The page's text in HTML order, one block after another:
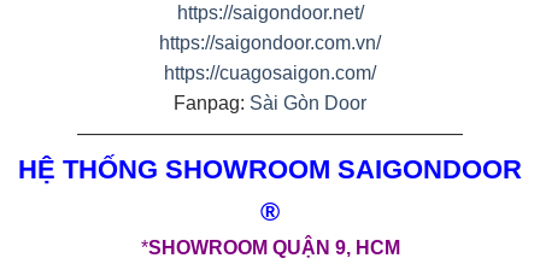
https://saigondoor.net/
https://saigondoor.com.vn/
https://cuagosaigon.com/
Fanpag: Sài Gòn Door
————————————————————
HỆ THỐNG SHOWROOM SAIGONDOOR
®
*SHOWROOM QUẬN 9, HCM